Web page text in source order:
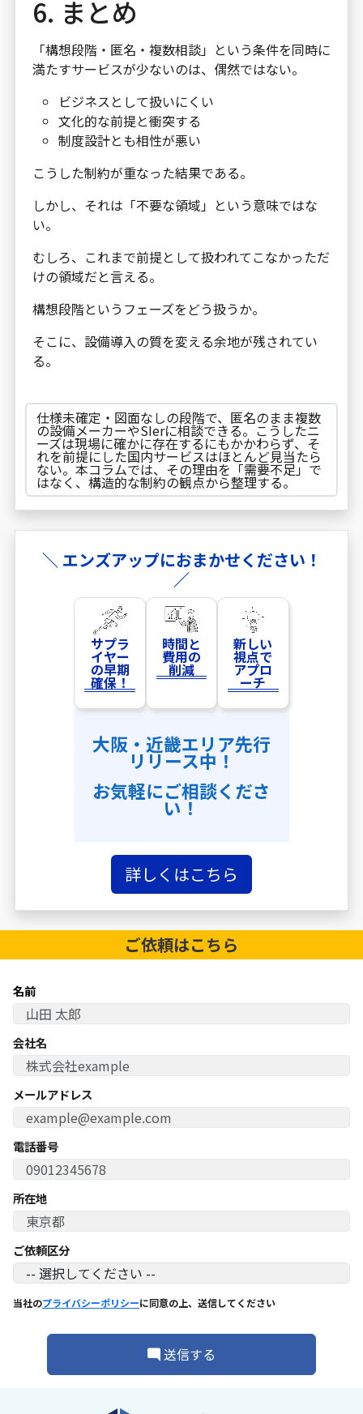
6. まとめ
「構想段階・匿名・複数相談」という条件を同時に
満たすサービスが少ないのは、偶然ではない。
ビジネスとして扱いにくい
文化的な前提と衝突する
制度設計とも相性が悪い
こうした制約が重なった結果である。
しかし、それは「不要な領域」という意味ではな
い。
むしろ、これまで前提として扱われてこなかっただ
けの領域だと言える。
構想段階というフェーズをどう扱うか。
そこに、設備導入の質を変える余地が残されてい
る。
仕様未確定・図面なしの段階で、匿名のまま複数
の設備メーカーやSIerに相談できる。こうしたニ
ーズは現場に確かに存在するにもかかわらず、そ
れを前提にした国内サービスはほとんど見当たら
ない。本コラムでは、その理由を「需要不足」で
はなく、構造的な制約の観点から整理する。
＼ エンズアップにおまかせください！
／
サプラ
イヤー
の早期
確保！
時間と
費用の
削減
新しい
視点で
アプロ
ーチ
大阪・近畿エリア先行
リリース中！
お気軽にご相談くださ
い！
詳しくはこちら
ご依頼はこちら
名前
会社名
メールアドレス
電話番号
所在地
ご依頼区分
当社のプライバシーポリシーに同意の上、送信してください
送信する